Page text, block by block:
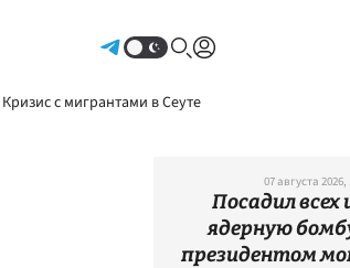
Кризис с мигрантами в Сеуте
07 августа 2026,
Посадил всех
ядерную
президентом